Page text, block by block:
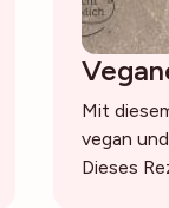
Mit
vegan
Dieses